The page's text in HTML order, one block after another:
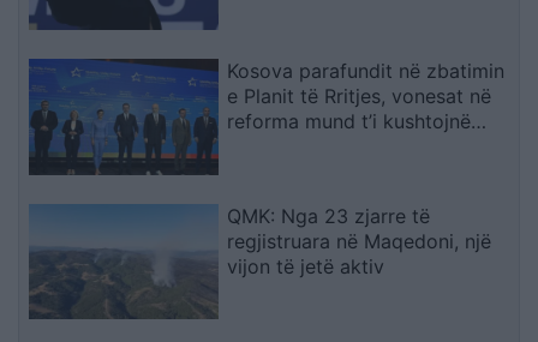
Kosova parafundit në zbatimin
e Planit të Rritjes, vonesat në
reforma mund t’i kushtojnë
QMK: Nga 23 zjarre të
regjistruara në Maqedoni, një
vijon të jetë aktiv